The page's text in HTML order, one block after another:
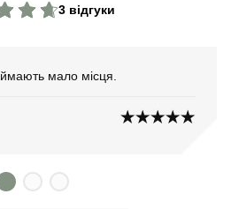
3 відгуки
мало місця.